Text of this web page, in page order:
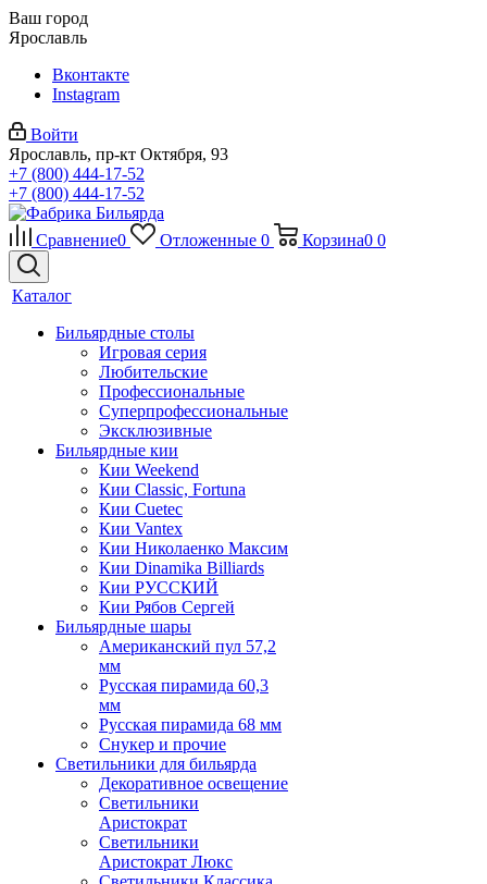
Ваш город
Ярославль
Вконтакте
Instagram
Войти
Ярославль, пр-кт Октября, 93
+7 (800) 444-17-52
+7 (800) 444-17-52
Сравнение0 Отложенные 0 Корзина0 0
Каталог
Бильярдные столы
Игровая серия
Любительские
Профессиональные
Суперпрофессиональные
Эксклюзивные
Бильярдные кии
Кии Weekend
Кии Classic, Fortuna
Кии Cuetec
Кии Vantex
Кии Николаенко Максим
Кии Dinamika Billiards
Кии РУССКИЙ
Кии Рябов Сергей
Бильярдные шары
Американский пул 57,2
мм
Русская пирамида 60,3
мм
Русская пирамида 68 мм
Снукер и прочие
Светильники для бильярда
Декоративное освещение
Светильники
Аристократ
Светильники
Аристократ Люкс